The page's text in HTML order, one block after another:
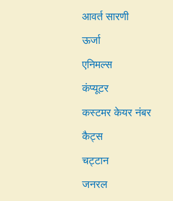
आवर्त सारणी
ऊर्जा
एनिमल्स
कंप्यूटर
कस्टमर केयर नंबर
कैट्स
चट्टान
जनरल